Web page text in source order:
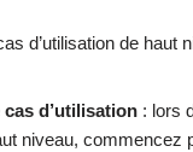
d’utilisation de haut
d’utilisation : lors
niveau, commencez